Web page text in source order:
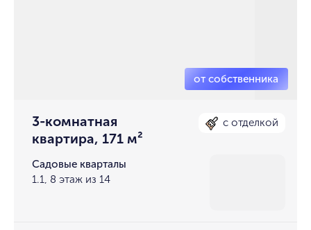
3-комнатная
квартира, 171 м²
с отделкой
Садовые кварталы
1.1, 8 этаж из 14